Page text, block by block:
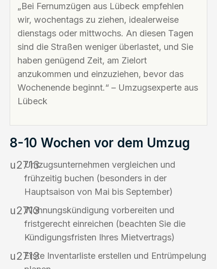
„Bei Fernumzügen aus Lübeck empfehlen
wir, wochentags zu ziehen, idealerweise
dienstags oder mittwochs. An diesen Tagen
sind die Straßen weniger überlastet, und Sie
haben genügend Zeit, am Zielort
anzukommen und einzuziehen, bevor das
Wochenende beginnt.“ – Umzugsexperte aus
Lübeck
8-10 Wochen vor dem Umzug
Umzugsunternehmen vergleichen und
frühzeitig buchen (besonders in der
Hauptsaison von Mai bis September)
Wohnungskündigung vorbereiten und
fristgerecht einreichen (beachten Sie die
Kündigungsfristen Ihres Mietvertrags)
Erste Inventarliste erstellen und Entrümpelung